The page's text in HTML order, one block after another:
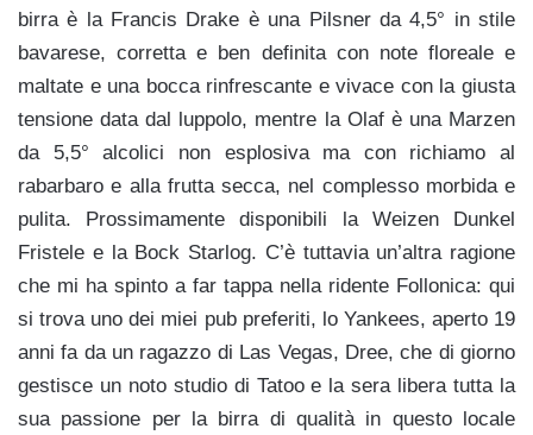
birra è la Francis Drake è una Pilsner da 4,5° in stile
bavarese, corretta e ben definita con note floreale e
maltate e una bocca rinfrescante e vivace con la giusta
tensione data dal luppolo, mentre la Olaf è una Marzen
da 5,5° alcolici non esplosiva ma con richiamo al
rabarbaro e alla frutta secca, nel complesso morbida e
pulita. Prossimamente disponibili la Weizen Dunkel
Fristele e la Bock Starlog. C’è tuttavia un’altra ragione
che mi ha spinto a far tappa nella ridente Follonica: qui
si trova uno dei miei pub preferiti, lo Yankees, aperto 19
anni fa da un ragazzo di Las Vegas, Dree, che di giorno
gestisce un noto studio di Tatoo e la sera libera tutta la
sua passione per la birra di qualità in questo locale